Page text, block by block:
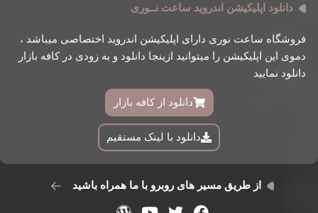
دانلود اپلیکیشن اندروید ساعت نــوری
فروشگاه ساعت نوری دارای اپلیکیشن اندروید اختصاصی میباشد ،
دموی این اپلیکیشن را میتوانید ازینجا دانلود و به زودی در کافه بازار
دانلود نمایید
دانلود از کافه بازار
دانلود با لینک مستقیم
از طریق مسیر های روبرو با ما همراه باشید